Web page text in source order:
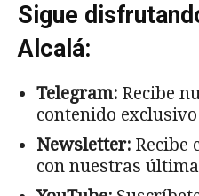
Sigue
Alcalá:
Telegram: Recibe
contenido
Newsletter: Recibe
con nuestras